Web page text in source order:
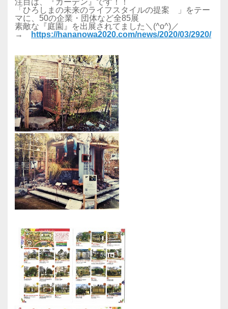
注目は、『ガーデン』です！！
「ひろしまの未来のライフスタイルの提案 」をテー
マに、50の企業・団体など全85展
素敵な『庭園』を出展されてました＼(^o^)／
→
https://hananowa2020.com/news/2020/03/2920/